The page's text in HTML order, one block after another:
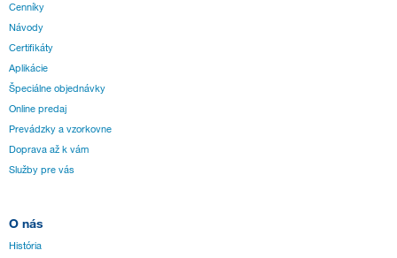
Cenníky
Návody
Certifikáty
Aplikácie
Špeciálne objednávky
Online predaj
Prevádzky a vzorkovne
Doprava až k vám
Služby pre vás
O nás
História